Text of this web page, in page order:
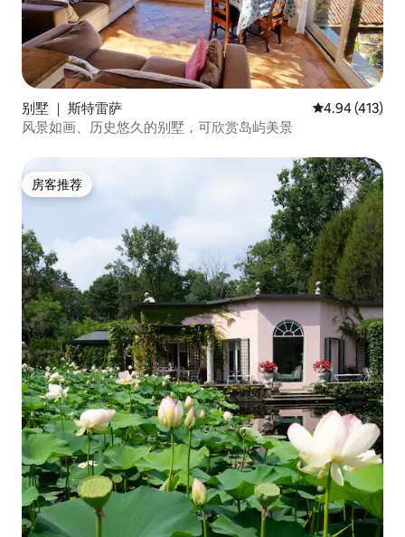
别墅 ｜ 斯特雷萨 平均评分 4.94
4.94 (413)
风景如画、历史悠久的别墅，可欣赏岛屿美景
房客推荐
房客推荐